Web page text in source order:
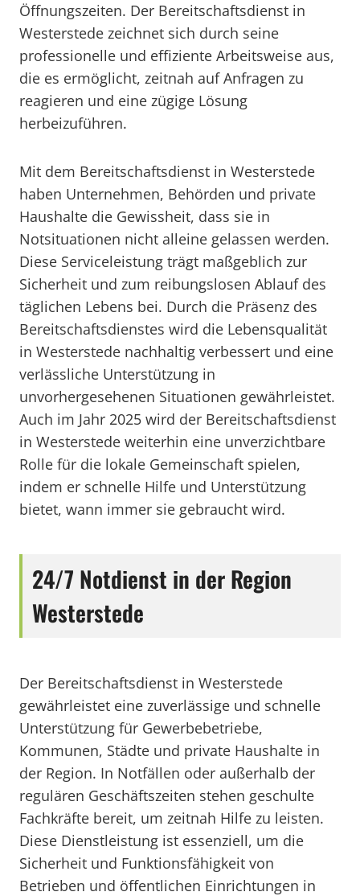
Öffnungszeiten. Der Bereitschaftsdienst in
Westerstede zeichnet sich durch seine
professionelle und effiziente Arbeitsweise aus,
die es ermöglicht, zeitnah auf Anfragen zu
reagieren und eine zügige Lösung
herbeizuführen.
Mit dem Bereitschaftsdienst in Westerstede
haben Unternehmen, Behörden und private
Haushalte die Gewissheit, dass sie in
Notsituationen nicht alleine gelassen werden.
Diese Serviceleistung trägt maßgeblich zur
Sicherheit und zum reibungslosen Ablauf des
täglichen Lebens bei. Durch die Präsenz des
Bereitschaftsdienstes wird die Lebensqualität
in Westerstede nachhaltig verbessert und eine
verlässliche Unterstützung in
unvorhergesehenen Situationen gewährleistet.
Auch im Jahr 2025 wird der Bereitschaftsdienst
in Westerstede weiterhin eine unverzichtbare
Rolle für die lokale Gemeinschaft spielen,
indem er schnelle Hilfe und Unterstützung
bietet, wann immer sie gebraucht wird.
24/7 Notdienst in der Region
Westerstede
Der Bereitschaftsdienst in Westerstede
gewährleistet eine zuverlässige und schnelle
Unterstützung für Gewerbebetriebe,
Kommunen, Städte und private Haushalte in
der Region. In Notfällen oder außerhalb der
regulären Geschäftszeiten stehen geschulte
Fachkräfte bereit, um zeitnah Hilfe zu leisten.
Diese Dienstleistung ist essenziell, um die
Sicherheit und Funktionsfähigkeit von
Betrieben und öffentlichen Einrichtungen in